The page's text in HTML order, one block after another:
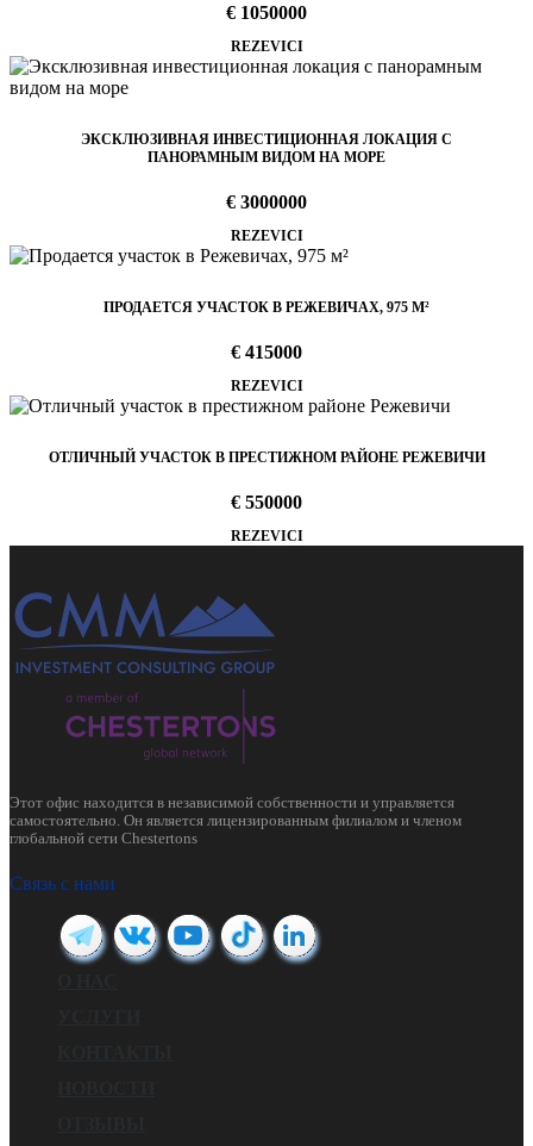
€ 1050000
REZEVICI
ЭКСКЛЮЗИВНАЯ ИНВЕСТИЦИОННАЯ ЛОКАЦИЯ С
ПАНОРАМНЫМ ВИДОМ НА МОРЕ
€ 3000000
REZEVICI
ПРОДАЕТСЯ УЧАСТОК В РЕЖЕВИЧАХ, 975 М²
€ 415000
REZEVICI
ОТЛИЧНЫЙ УЧАСТОК В ПРЕСТИЖНОМ РАЙОНЕ РЕЖЕВИЧИ
€ 550000
REZEVICI
Этот офис находится в независимой собственности и управляется
самостоятельно. Он является лицензированным филиалом и членом
глобальной сети Chestertons
Связь с нами